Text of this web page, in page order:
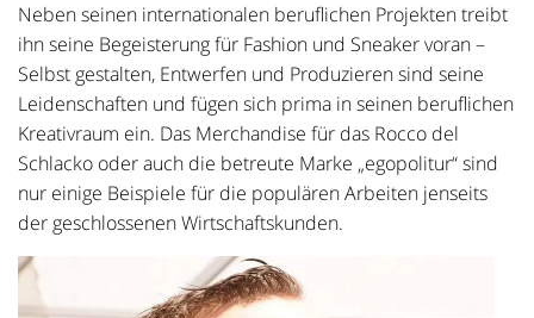
Neben seinen internationalen beruflichen Projekten treibt
ihn seine Begeisterung für Fashion und Sneaker voran –
Selbst gestalten, Entwerfen und Produzieren sind seine
Leidenschaften und fügen sich prima in seinen beruflichen
Kreativraum ein. Das Merchandise für das Rocco del
Schlacko oder auch die betreute Marke „egopolitur“ sind
nur einige Beispiele für die populären Arbeiten jenseits
der geschlossenen Wirtschaftskunden.